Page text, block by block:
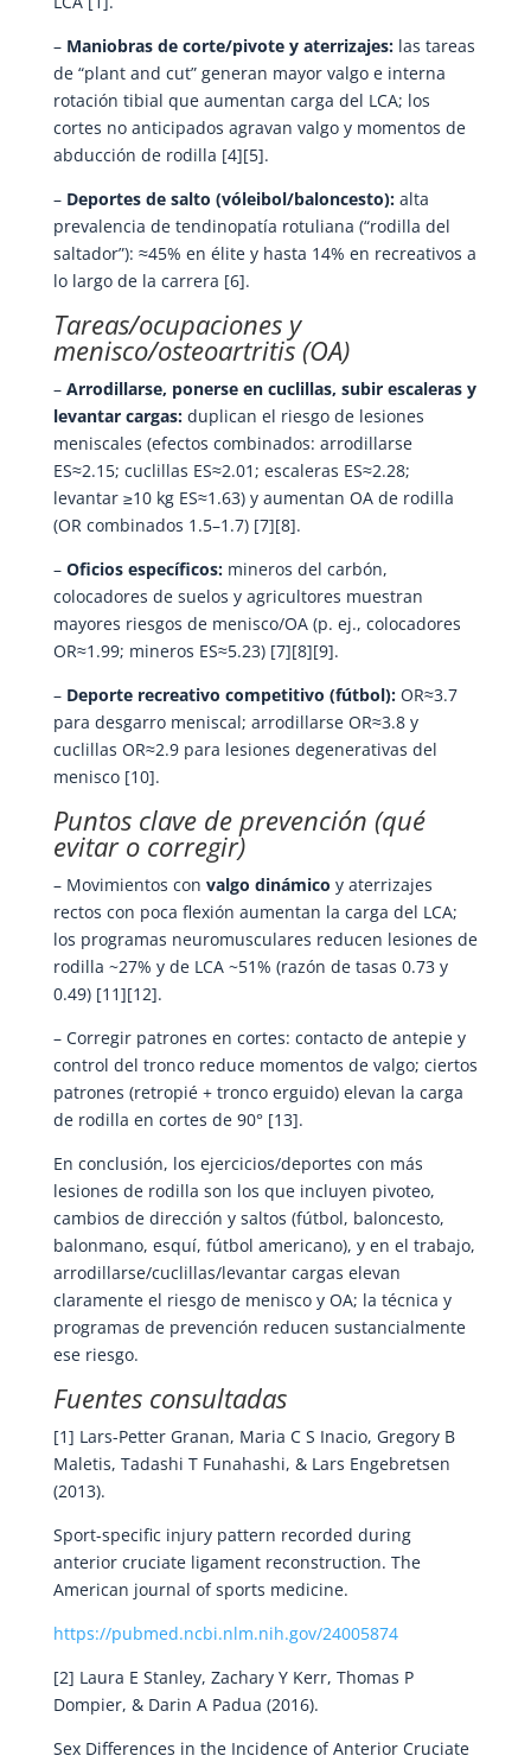
– Maniobras de corte/pivote y aterrizajes:las tareas
de “plant and cut” generan mayor valgo e interna
rotación tibial que aumentan carga del LCA; los
cortes no anticipados agravan valgo y momentos de
abducción de rodilla [4][5].
– Deportes de salto (vóleibol/baloncesto):alta
prevalencia de tendinopatía rotuliana (“rodilla del
saltador”): ≈45% en élite y hasta 14% en recreativos a
lo largo de la carrera [6].
Tareas/ocupaciones y
menisco/osteoartritis (OA)
– Arrodillarse, ponerse en cuclillas, subir escaleras y
levantar cargas:duplican el riesgo de lesiones
meniscales (efectos combinados: arrodillarse
ES≈2.15; cuclillas ES≈2.01; escaleras ES≈2.28;
levantar ≥10 kg ES≈1.63) y aumentan OA de rodilla
(OR combinados 1.5–1.7) [7][8].
– Oficios específicos:mineros del carbón,
colocadores de suelos y agricultores muestran
mayores riesgos de menisco/OA (p. ej., colocadores
OR≈1.99; mineros ES≈5.23) [7][8][9].
– Deporte recreativo competitivo (fútbol): OR≈3.7
para desgarro meniscal; arrodillarse OR≈3.8 y
cuclillas OR≈2.9 para lesiones degenerativas del
menisco [10].
Puntos clave de prevención (qué
evitar o corregir)
– Movimientos con valgo dinámico y aterrizajes
rectos con poca flexión aumentan la carga del LCA;
los programas neuromusculares reducen lesiones de
rodilla ~27% y de LCA ~51% (razón de tasas 0.73 y
0.49) [11][12].
– Corregir patrones en cortes: contacto de antepie y
control del tronco reduce momentos de valgo; ciertos
patrones (retropié + tronco erguido) elevan la carga
de rodilla en cortes de 90° [13].
En conclusión, los ejercicios/deportes con más
lesiones de rodilla son los que incluyen pivoteo,
cambios de dirección y saltos (fútbol, baloncesto,
balonmano, esquí, fútbol americano), y en el trabajo,
arrodillarse/cuclillas/levantar cargas elevan
claramente el riesgo de menisco y OA; la técnica y
programas de prevención reducen sustancialmente
ese riesgo.
Fuentes consultadas
[1] Lars-Petter Granan, Maria C S Inacio, Gregory B
Maletis, Tadashi T Funahashi, & Lars Engebretsen
(2013).
Sport-specific injury pattern recorded during
anterior cruciate ligament reconstruction. The
American journal of sports medicine.
https://pubmed.ncbi.nlm.nih.gov/24005874
[2] Laura E Stanley, Zachary Y Kerr, Thomas P
Dompier, & Darin A Padua (2016).
Sex Differences in the Incidence of Anterior Cruciate